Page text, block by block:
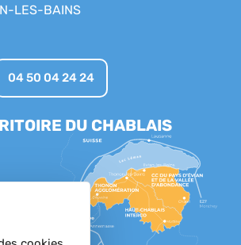
LES-BAINS
04 50 04 24 24
DU CHABLAIS